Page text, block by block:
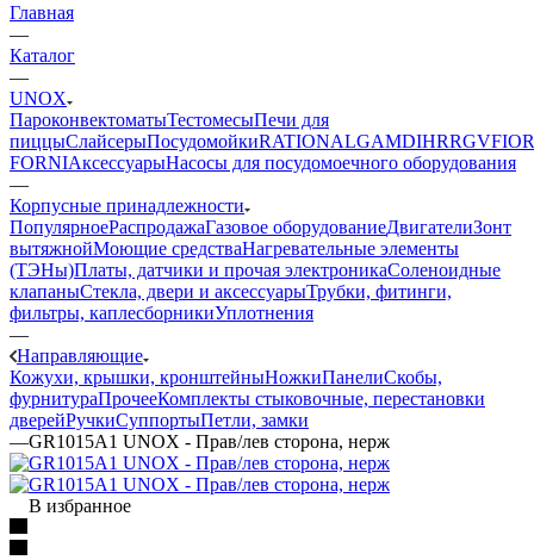
Главная
—
Каталог
—
UNOX
ПароконвектоматыТестомесыПечи для
пиццыСлайсерыПосудомойкиRATIONALGAMDIHRRGV
FORNIАксессуарыНасосы для посудомоечного оборудования
—
Корпусные принадлежности
ПопулярноеРаспродажаГазовое оборудованиеДвигателиЗонт
вытяжнойМоющие средстваНагревательные элементы
(ТЭНы)Платы, датчики и прочая электроникаСоленоидные
клапаныСтекла, двери и аксессуарыТрубки, фитинги,
фильтры, каплесборникиУплотнения
—
Направляющие
Кожухи, крышки, кронштейныНожкиПанелиCкобы,
фурнитураПрочееКомплекты стыковочные, перестановки
дверейРучкиСуппортыПетли, замки
—GR1015A1 UNOX - Прав/лев сторона, нерж
В избранное